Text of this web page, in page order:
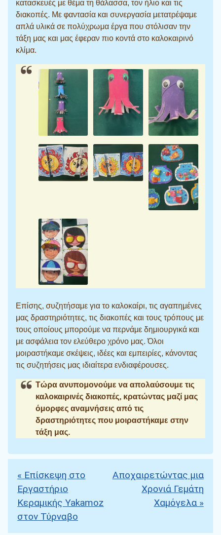
κατασκευές με θέμα τη θάλασσα, τον ήλιο και τις
διακοπές. Με φαντασία και συνεργασία μετατρέψαμε
απλά υλικά σε πολύχρωμα έργα που στόλισαν την
τάξη μας και μας έφεραν πιο κοντά στο καλοκαιρινό
κλίμα.
Επίσης, συζητήσαμε για το καλοκαίρι, τις αγαπημένες
μας δραστηριότητες, τις διακοπές και τους τρόπους με
τους οποίους μπορούμε να περνάμε δημιουργικά και
με ασφάλεια τον ελεύθερο χρόνο μας. Όλοι
μοιραστήκαμε σκέψεις, ιδέες και εμπειρίες, κάνοντας
τις συζητήσεις μας ιδιαίτερα ενδιαφέρουσες.
Τώρα ανυπομονούμε να απολαύσουμε τις
καλοκαιρινές διακοπές, κρατώντας μαζί μας
όμορφες αναμνήσεις από τις
δραστηριότητες που μοιραστήκαμε στην
τάξη μας.
Πλοήγηση άρθρων
« Επίσκεψη στο
Εργαστήριο
Κεραμικής Yakamoz
στον Τύρναβο
Αποχαιρετώντας μια
Χρονιά Γεμάτη
Χαμόγελα »